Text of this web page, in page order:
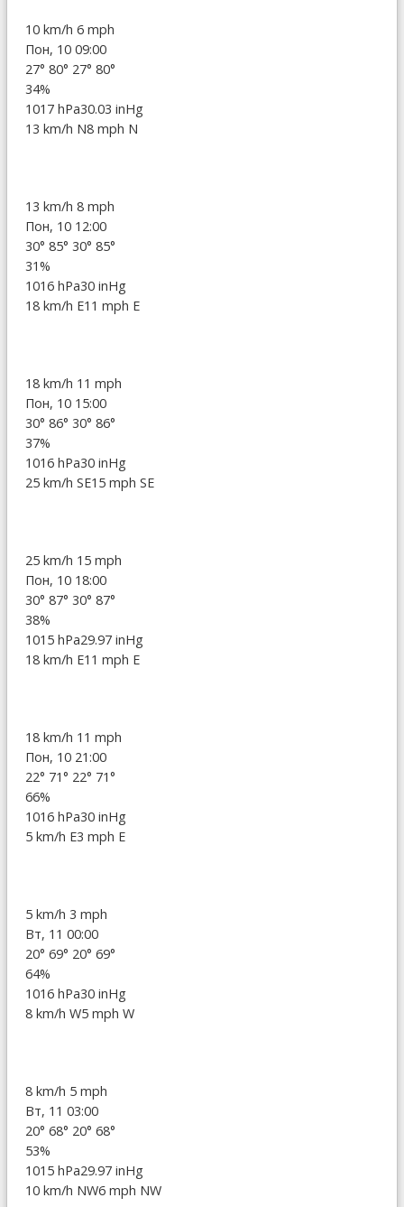
10 km/h 6 mph
Пон, 10 09:00
27° 80° 27° 80°
34%
1017 hPa30.03 inHg
13 km/h N8 mph N
13 km/h 8 mph
Пон, 10 12:00
30° 85° 30° 85°
31%
1016 hPa30 inHg
18 km/h E11 mph E
18 km/h 11 mph
Пон, 10 15:00
30° 86° 30° 86°
37%
1016 hPa30 inHg
25 km/h SE15 mph SE
25 km/h 15 mph
Пон, 10 18:00
30° 87° 30° 87°
38%
1015 hPa29.97 inHg
18 km/h E11 mph E
18 km/h 11 mph
Пон, 10 21:00
22° 71° 22° 71°
66%
1016 hPa30 inHg
5 km/h E3 mph E
5 km/h 3 mph
Вт, 11 00:00
20° 69° 20° 69°
64%
1016 hPa30 inHg
8 km/h W5 mph W
8 km/h 5 mph
Вт, 11 03:00
20° 68° 20° 68°
53%
1015 hPa29.97 inHg
10 km/h NW6 mph NW